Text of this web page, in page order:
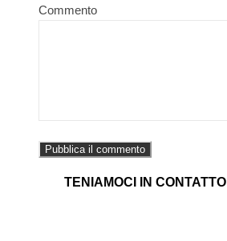
Commento
TENIAMOCI IN CONTATTO